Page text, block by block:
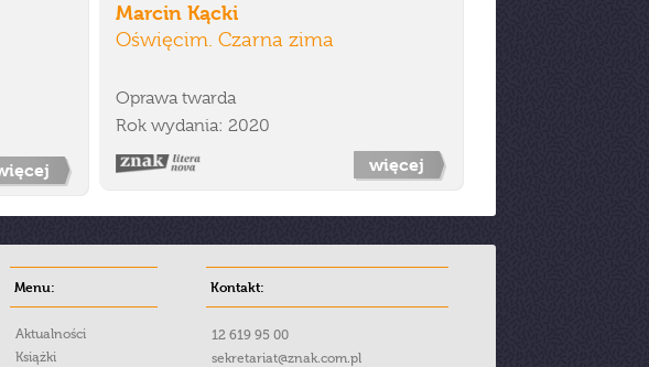
Marcin Kącki
Oświęcim. Czarna zima
Oprawa twarda
Rok wydania: 2020
więcej
Menu:
Aktualności
Książki
Kontakt:
12 619 95 00
sekretariat@znak.com.pl